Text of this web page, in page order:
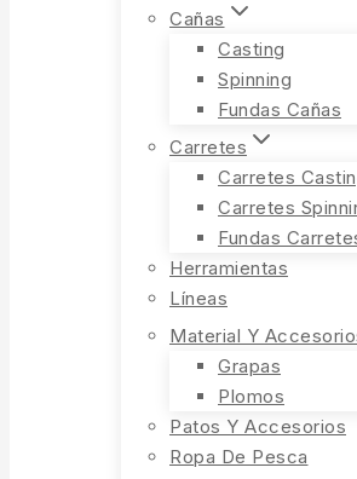
Cañas
Casting
Spinning
Fundas Cañas
Carretes
Carretes
Carretes
Fundas
Herramientas
Líneas
Material Y
Grapas
Plomos
Patos Y Accesorios
Ropa De Pesca